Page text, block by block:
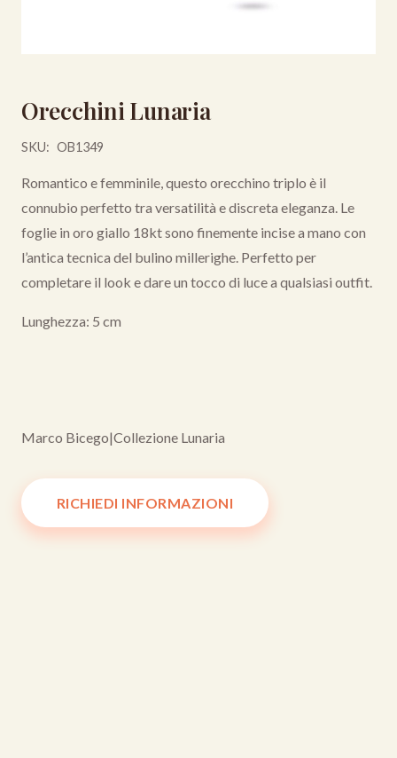
Orecchini Lunaria
SKU: OB1349
Romantico e femminile, questo orecchino triplo è il
connubio perfetto tra versatilità e discreta eleganza. Le
foglie in oro giallo 18kt sono finemente incise a mano con
l’antica tecnica del bulino millerighe. Perfetto per
completare il look e dare un tocco di luce a qualsiasi outfit.
Lunghezza: 5 cm
Marco Bicego|Collezione Lunaria
RICHIEDI INFORMAZIONI